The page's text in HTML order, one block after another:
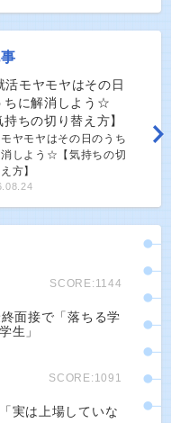
ヤモヤはその日のうち
消しよう☆【気持ちの切
方】
SCORE:1144
面接で「落ちる学
生」
SCORE:1091
実は上場していな